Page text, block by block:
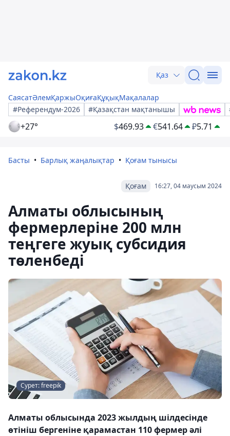
Қаз
СаясатӘлемҚаржыОқиғаҚұқықМақалалар
#Референдум-2026
#Қазақстан мақтанышы
+27° $469.93 €541.64 ₽5.71
Басты Барлық жаңалықтар Қоғам тынысы
16:27, 04 маусым 2024
Қоғам
Алматы облысының
фермерлеріне 200 млн
теңгеге жуық субсидия
төленбеді
Сурет: freepik
Алматы облысында 2023 жылдың шілдесінде
өтініш бергеніне қарамастан 110 фермер әлі